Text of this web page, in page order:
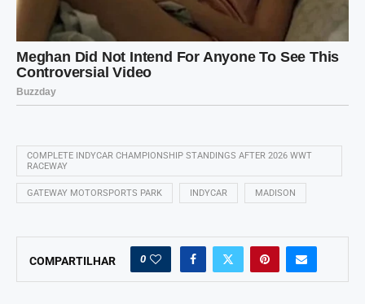
COMPLETE INDYCAR CHAMPIONSHIP STANDINGS AFTER 2026 WWT
RACEWAY
GATEWAY MOTORSPORTS PARK INDYCAR MADISON
COMPARTILHAR 0